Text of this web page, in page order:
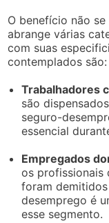
O benefício não
abrange várias
com suas
contemplados são:
Trabalhadores
são
seguro-
essencial
Empregados
os profissionais
foram
desemprego é
esse segmento.